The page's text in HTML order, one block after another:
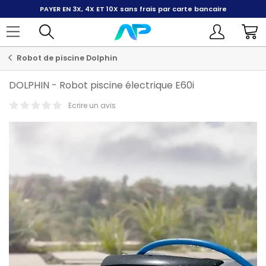
PAYER EN 3X, 4X ET 10X sans frais par carte bancaire
Robot de piscine Dolphin
DOLPHIN - Robot piscine électrique E60i
Ecrire un avis